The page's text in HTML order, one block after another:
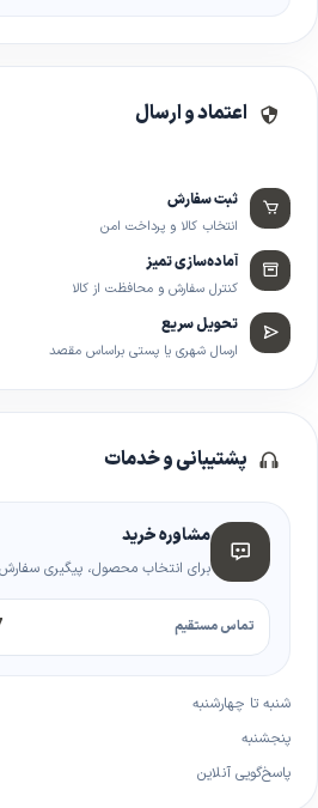
اعتماد و ارسال
ثبت سفارش
انتخاب کالا و پرداخت امن
آماده‌سازی تمیز
کنترل سفارش و محافظت از کالا
تحویل سریع
ارسال شهری یا پستی براساس مقصد
پشتیبانی و خدمات
مشاوره خرید
برای انتخاب محصول، پیگیری
تماس مستقیم
شنبه تا چهارشنبه
پنجشنبه
پاسخ‌گویی آنلاین